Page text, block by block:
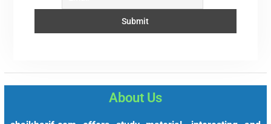
About Us